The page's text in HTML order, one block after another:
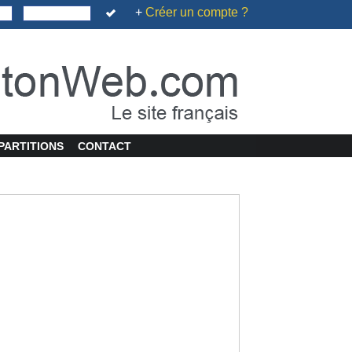
+ Créer un compte ?
CONTACT